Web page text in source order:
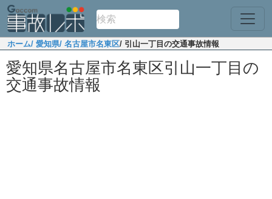
ホーム/ 愛知県/ 名古屋市名東区/ 引山一丁目の交通事故情報
愛知県名古屋市名東区引山一丁目の
交通事故情報